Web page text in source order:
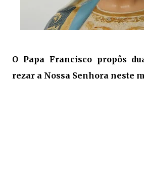
O Papa Francisco propôs
rezar a Nossa Senhora neste